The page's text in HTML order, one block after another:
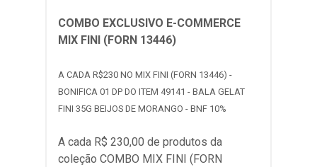
COMBO EXCLUSIVO E-COMMERCE
MIX FINI (FORN 13446)
A CADA R$230 NO MIX FINI (FORN 13446) -
BONIFICA 01 DP DO ITEM 49141 - BALA GELAT
FINI 35G BEIJOS DE MORANGO - BNF 10%
A cada R$ 230,00 de produtos da
coleção COMBO MIX FINI (FORN